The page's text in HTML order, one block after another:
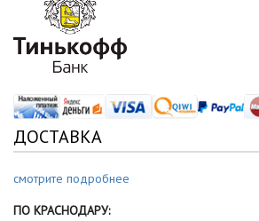
ДОСТАВКА
смотрите подробнее
ПО КРАСНОДАРУ: